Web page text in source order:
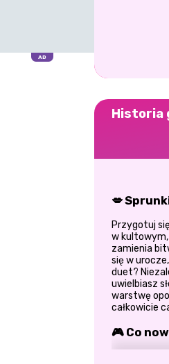
Historia
💋
Przygotuj
w
zamienia
się w
duet?
uwielbiasz
warstwę
całkowicie
🎮 Co